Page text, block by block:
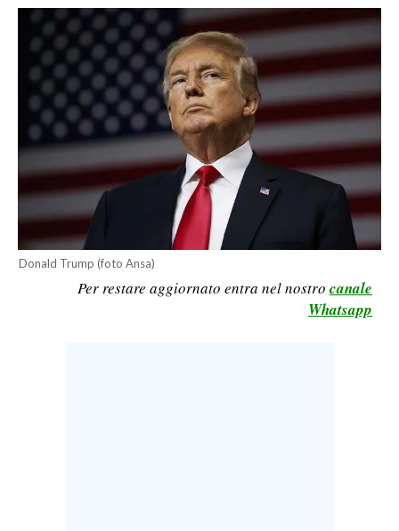
ITALIA
MONDO
POLITICA
ECONOMIA
SERVIZI ALLE IMPRESE
LAVORO
BANDI
SPORT IN SARDEGNA
Donald Trump (foto Ansa)
Per restare aggiornato entra nel nostro canale
Whatsapp